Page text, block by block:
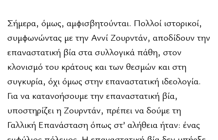
Σήμερα, όμως, αμφισβητούνται. Πολλοί ιστορικοί,
συμφωνώντας με την Αννί Ζουρντάν, αποδίδουν την
επαναστατική βία στα συλλογικά πάθη, στον
κλονισμό του κράτους και των θεσμών και στη
συγκυρία, όχι όμως στην επαναστατική ιδεολογία.
Για να κατανοήσουμε την επαναστατική βία,
υποστηρίζει η Ζουρντάν, πρέπει να δούμε τη
Γαλλική Επανάσταση όπως στ’ αλήθεια ήταν: ένας